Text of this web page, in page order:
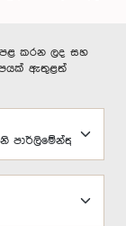
පළ කරන ලද සහ
ඇතුළත්